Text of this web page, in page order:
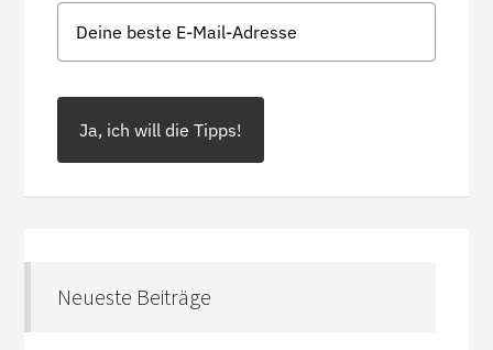
Ja, ich will die Tipps!
Neueste Beiträge